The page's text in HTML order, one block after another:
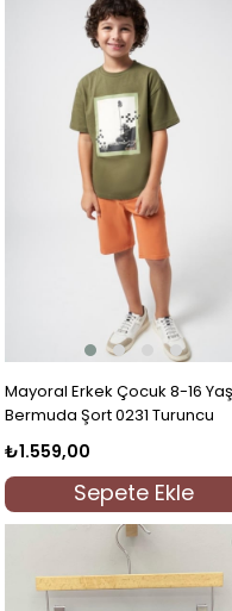
Mayoral Erkek Çocuk 8-16 Yaş
Bermuda Şort 0231 Turuncu
₺1.559,00
Sepete Ekle